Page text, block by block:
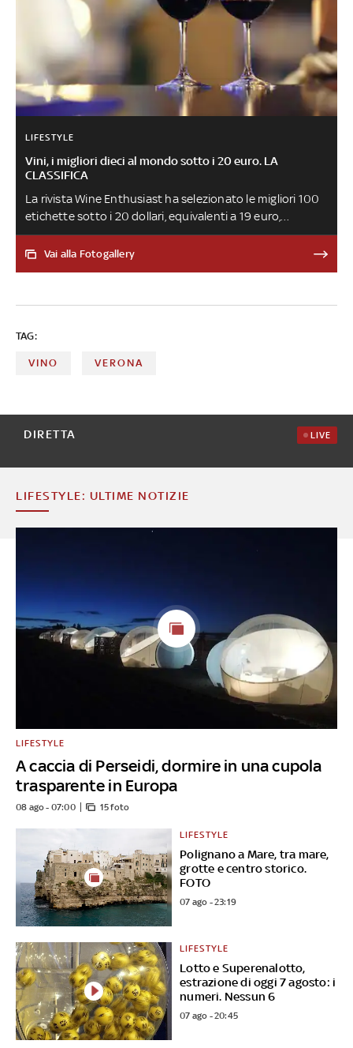
LIFESTYLE
Vini, i migliori dieci al mondo sotto i 20 euro. LA
CLASSIFICA
La rivista Wine Enthusiast ha selezionato le migliori 100
etichette sotto i 20 dollari, equivalenti a 19 euro,
provenienti da tutto il mondo: i vini italiani sono
diciassette, tre nei primi dieci posti. Ecco la top 10
Vai alla Fotogallery
TAG:
VINO VERONA
DIRETTA LIVE
LIFESTYLE: ULTIME NOTIZIE
A caccia di Perseidi, dormire in una cupola
trasparente in Europa
LIFESTYLE
08 ago - 07:00 15 foto
Polignano a Mare, tra mare,
grotte e centro storico.
FOTO
LIFESTYLE
07 ago - 23:19
Lotto e Superenalotto,
estrazione di oggi 7 agosto: i
numeri. Nessun 6
LIFESTYLE
07 ago - 20:45